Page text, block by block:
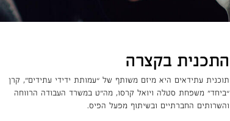
התכנית בקצרה
תוכנית עתידאים היא מיזם משותף של “עמותת ידידי עתידים”, קרן
“ביחד” משפחת סטלה ויואל קרסו, מה”ט במשרד העבודה הרווחה
והשרותים החברתיים ובשיתוף מפעל הפיס.